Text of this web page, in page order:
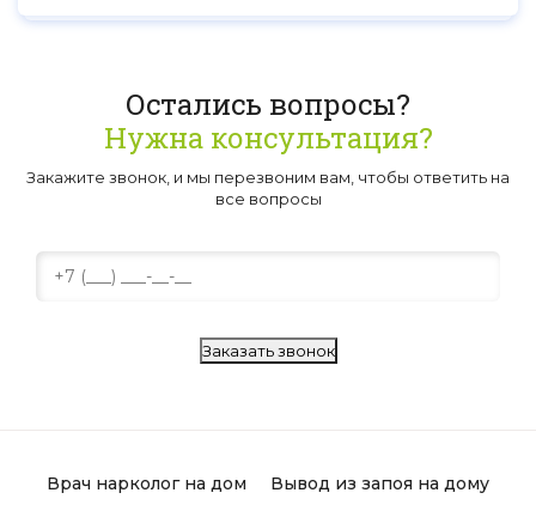
Остались вопросы?
Нужна консультация?
Закажите звонок, и мы перезвоним вам, чтобы ответить на
все вопросы
Заказать звонок
Врач нарколог на дом
Вывод из запоя на дому